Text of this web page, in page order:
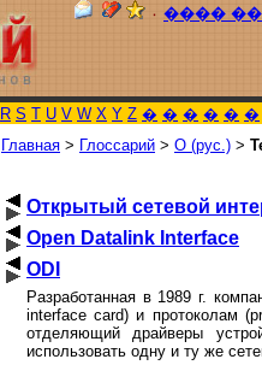
٠ ����
R S T U V W X Y Z � � � � � �
Главная > Глоссарий > О (рус.) >
Открытый сетевой
Open Datalink Interface
ODI
Разработанная в 1989 г.
interface card) и протоколам
отделяющий драйверы
использовать одну и ту же